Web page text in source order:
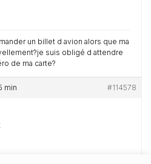
un billet d avion alors que ma
suis obligé d attendre
de ma carte?
min #114578